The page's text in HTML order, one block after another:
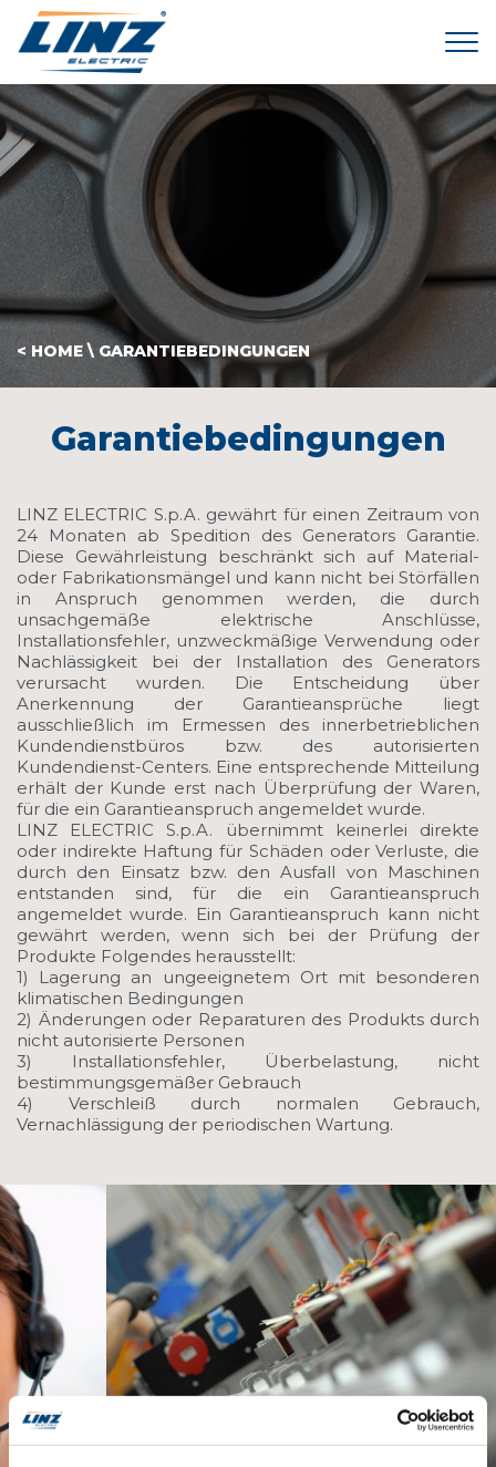
< HOME \ GARANTIEBEDINGUNGEN
Garantiebedingungen
LINZ ELECTRIC S.p.A. gewährt für einen Zeitraum von
24 Monaten ab Spedition des Generators Garantie.
Diese Gewährleistung beschränkt sich auf Material-
oder Fabrikationsmängel und kann nicht bei Störfällen
in Anspruch genommen werden, die durch
unsachgemäße elektrische Anschlüsse,
Installationsfehler, unzweckmäßige Verwendung oder
Nachlässigkeit bei der Installation des Generators
verursacht wurden. Die Entscheidung über
Anerkennung der Garantieansprüche liegt
ausschließlich im Ermessen des innerbetrieblichen
Kundendienstbüros bzw. des autorisierten
Kundendienst-Centers. Eine entsprechende Mitteilung
erhält der Kunde erst nach Überprüfung der Waren,
für die ein Garantieanspruch angemeldet wurde.
LINZ ELECTRIC S.p.A. übernimmt keinerlei direkte
oder indirekte Haftung für Schäden oder Verluste, die
durch den Einsatz bzw. den Ausfall von Maschinen
entstanden sind, für die ein Garantieanspruch
angemeldet wurde. Ein Garantieanspruch kann nicht
gewährt werden, wenn sich bei der Prüfung der
Produkte Folgendes herausstellt:
1) Lagerung an ungeeignetem Ort mit besonderen
klimatischen Bedingungen
2) Änderungen oder Reparaturen des Produkts durch
nicht autorisierte Personen
3) Installationsfehler, Überbelastung, nicht
bestimmungsgemäßer Gebrauch
4) Verschleiß durch normalen Gebrauch,
Vernachlässigung der periodischen Wartung.